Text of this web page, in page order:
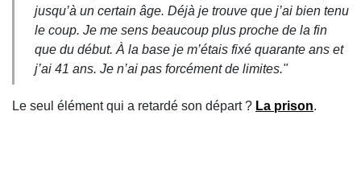
jusqu’à un certain âge. Déjà je trouve que j’ai bien tenu
le coup. Je me sens beaucoup plus proche de la fin
que du début. À la base je m’étais fixé quarante ans et
j’ai 41 ans. Je n’ai pas forcément de limites."
Le seul élément qui a retardé son départ ? La prison.